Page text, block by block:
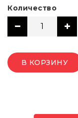
Количество
В КОРЗИНУ